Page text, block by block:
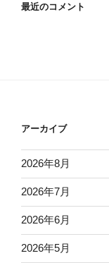
最近のコメント
アーカイブ
2026年8月
2026年7月
2026年6月
2026年5月